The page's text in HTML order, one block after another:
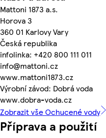
Mattoni 1873 a.s.
Horova 3
360 01 Karlovy Vary
Česká republika
infolinka: +420 800 111 011
info@mattoni.cz
www.mattoni1873.cz
Výrobní závod: Dobrá voda
www.dobra-voda.cz
Zobrazit vše Ochucené vody
Příprava a použití